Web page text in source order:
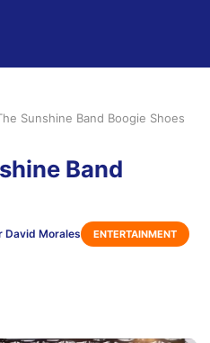
Sunshine Band Boogie Shoes
Band
David Morales ENTERTAINMENT